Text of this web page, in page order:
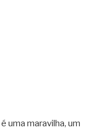
é uma maravilha, um